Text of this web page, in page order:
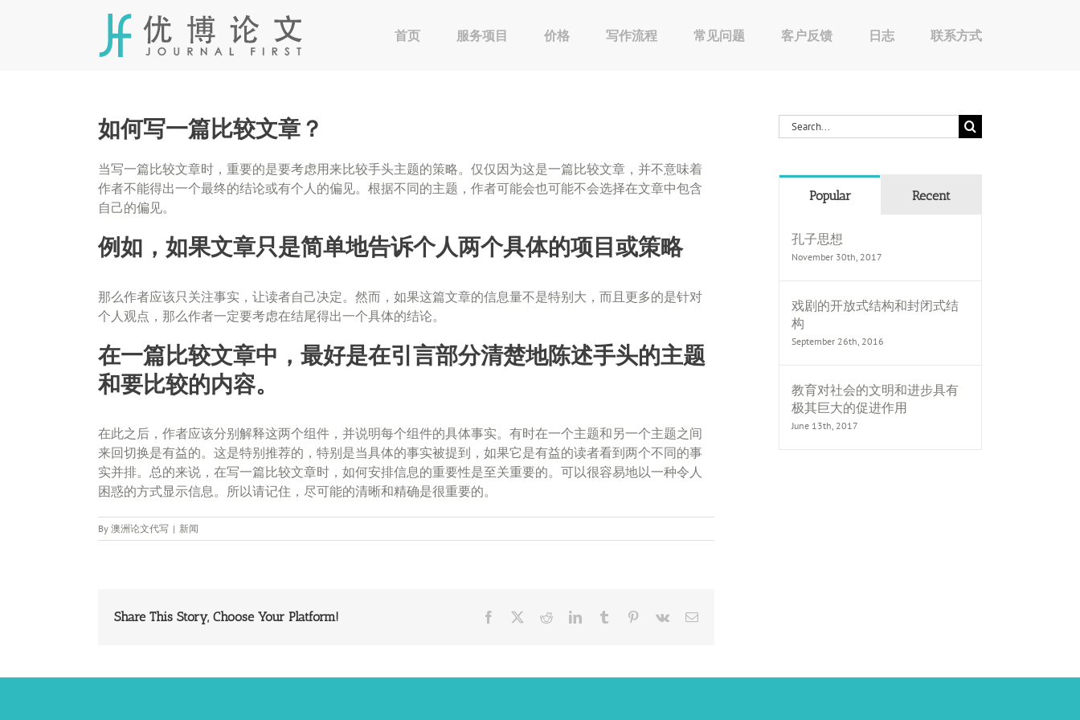
首页 服务项目 价格 写作流程 常见问题 客户反馈 日志 联系方式
如何写一篇比较文章？
当写一篇比较文章时，重要的是要考虑用来比较手头主题的策略。仅仅因为这是一篇比较文章，并不意味着
作者不能得出一个最终的结论或有个人的偏见。根据不同的主题，作者可能会也可能不会选择在文章中包含
自己的偏见。
例如，如果文章只是简单地告诉个人两个具体的项目或策略
那么作者应该只关注事实，让读者自己决定。然而，如果这篇文章的信息量不是特别大，而且更多的是针对
个人观点，那么作者一定要考虑在结尾得出一个具体的结论。
在一篇比较文章中，最好是在引言部分清楚地陈述手头的主题
和要比较的内容。
在此之后，作者应该分别解释这两个组件，并说明每个组件的具体事实。有时在一个主题和另一个主题之间
来回切换是有益的。这是特别推荐的，特别是当具体的事实被提到，如果它是有益的读者看到两个不同的事
实并排。总的来说，在写一篇比较文章时，如何安排信息的重要性是至关重要的。可以很容易地以一种令人
困惑的方式显示信息。所以请记住，尽可能的清晰和精确是很重要的。
By 澳洲论文代写 | 新闻
Share This Story, Choose Your Platform! Facebook RedditLinkedInTumblr Pinterest
Vk Email
Search
for:
Popular Recent
孔子思想
November 30th, 2017
戏剧的开放式结构和封闭式结
构
September 26th, 2016
教育对社会的文明和进步具有
极其巨大的促进作用
June 13th, 2017